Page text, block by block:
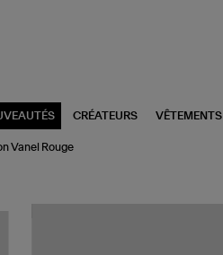
CRÉATEURS VÊTEMENTS
Vanel Rouge